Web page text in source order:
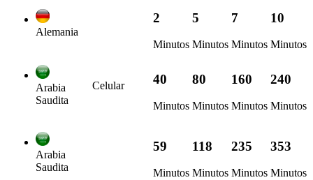
Alemania
2
Minutos
5
Minutos
7
Minutos
10
Minutos
Arabia
Saudita
Celular 40
Minutos
80
Minutos
160
Minutos
240
Minutos
Arabia
Saudita
59
Minutos
118
Minutos
235
Minutos
353
Minutos